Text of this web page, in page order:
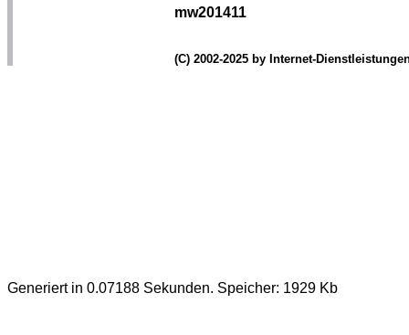
mw201411
(C) 2002-2025 by Internet-
Generiert in 0.07188 Sekunden. Speicher: 1929 Kb